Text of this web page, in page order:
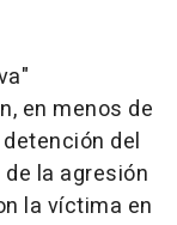
en menos de
del
la agresión
la víctima en